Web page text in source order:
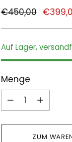
Regulärer
€450,00
Auf Lager,
Menge
Menge
ZUM